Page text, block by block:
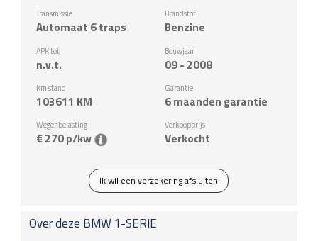
Transmissie
Automaat 6 traps
Brandstof
Benzine
APK tot
n.v.t.
Bouwjaar
09 - 2008
Km stand
103611 KM
Garantie
6 maanden garantie
Wegenbelasting
€ 270 p/kw
Verkoopprijs
Verkocht
Ik wil een verzekering afsluiten
Over deze BMW1-SERIE